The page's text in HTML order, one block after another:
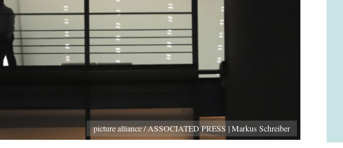
picture alliance / ASSOCIATED PRESS | Markus Schreiber